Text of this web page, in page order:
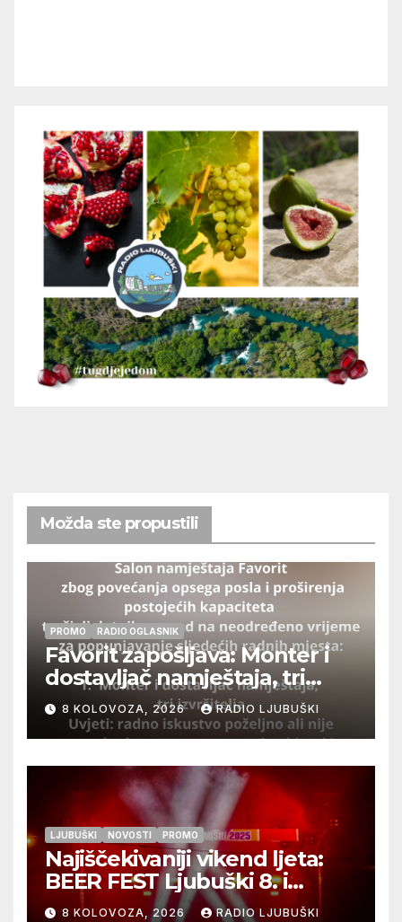
Možda ste propustili
PROMO RADIO OGLASNIK
Favorit zapošljava: Monter i
dostavljač namještaja, tri
izvršitelja
8 KOLOVOZA, 2026 RADIO LJUBUŠKI
LJUBUŠKI NOVOSTI PROMO
Najiščekivaniji vikend ljeta:
BEER FEST Ljubuški 8. i
9.kolovoza
8 KOLOVOZA, 2026 RADIO LJUBUŠKI